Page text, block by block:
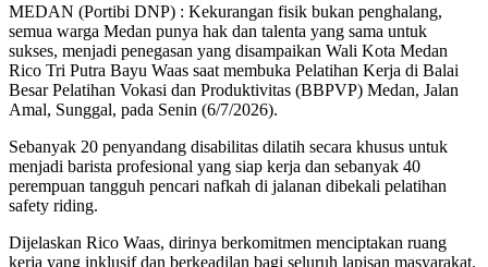
MEDAN (Portibi DNP) : Kekurangan fisik bukan penghalang,
semua warga Medan punya hak dan talenta yang sama untuk
sukses, menjadi penegasan yang disampaikan Wali Kota Medan
Rico Tri Putra Bayu Waas saat membuka Pelatihan Kerja di Balai
Besar Pelatihan Vokasi dan Produktivitas (BBPVP) Medan, Jalan
Amal, Sunggal, pada Senin (6/7/2026).
Sebanyak 20 penyandang disabilitas dilatih secara khusus untuk
menjadi barista profesional yang siap kerja dan sebanyak 40
perempuan tangguh pencari nafkah di jalanan dibekali pelatihan
safety riding.
Dijelaskan Rico Waas, dirinya berkomitmen menciptakan ruang
kerja yang inklusif dan berkeadilan bagi seluruh lapisan masyarakat.